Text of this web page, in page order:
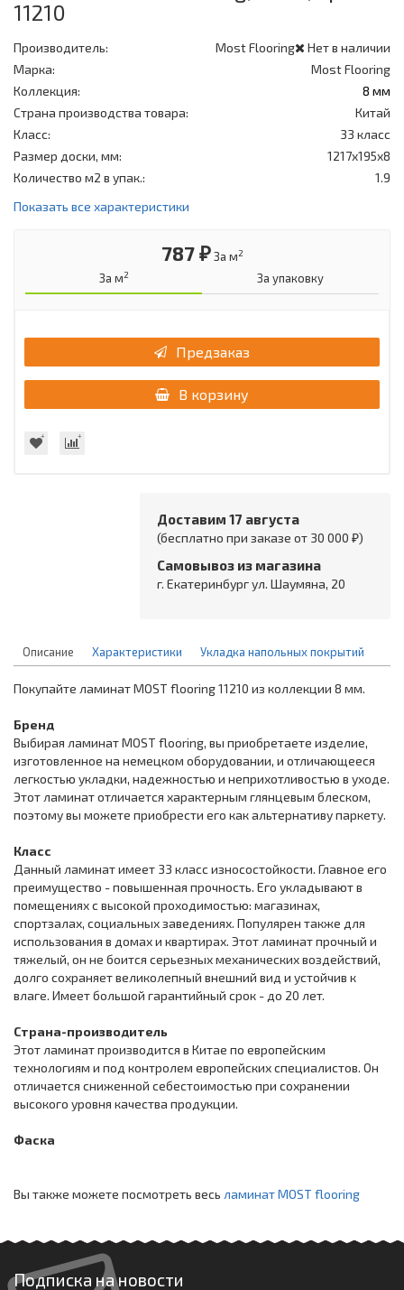
11210
Нет в наличии
Производитель:
Most Flooring
Марка:
Most Flooring
Коллекция:
8 мм
Страна производства товара:
Китай
Класс:
33 класс
Размер доски, мм:
1217x195x8
Количество м2 в упак.:
1.9
Показать все характеристики
787 ₽ За м2
За м2 За упаковку
Предзаказ
В корзину
Доставим 17 августа
(бесплатно при заказе от 30 000 ₽)
Самовывоз из магазина
г. Екатеринбург ул. Шаумяна, 20
Описание Характеристики Укладка напольных покрытий
Покупайте ламинат MOST flooring 11210 из коллекции 8 мм.
Бренд
Выбирая ламинат MOST flooring, вы приобретаете изделие,
изготовленное на немецком оборудовании, и отличающееся
легкостью укладки, надежностью и неприхотливостью в уходе.
Этот ламинат отличается характерным глянцевым блеском,
поэтому вы можете приобрести его как альтернативу паркету.
Класс
Данный ламинат имеет 33 класс износостойкости. Главное его
преимущество - повышенная прочность. Его укладывают в
помещениях с высокой проходимостью: магазинах,
спортзалах, социальных заведениях. Популярен также для
использования в домах и квартирах. Этот ламинат прочный и
тяжелый, он не боится серьезных механических воздействий,
долго сохраняет великолепный внешний вид и устойчив к
влаге. Имеет большой гарантийный срок - до 20 лет.
Страна-производитель
Этот ламинат производится в Китае по европейским
технологиям и под контролем европейских специалистов. Он
отличается сниженной себестоимостью при сохранении
высокого уровня качества продукции.
Фаска
Вы также можете посмотреть весь ламинат MOST flooring
Подписка на новости